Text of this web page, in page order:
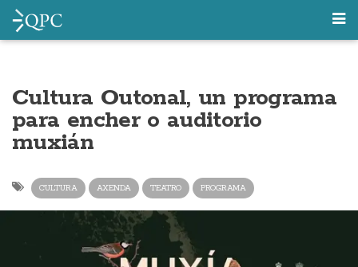
Cultura Outonal, un programa
para encher o auditorio
muxián
CULTURA AXENDA TEATRO PROGRAMA